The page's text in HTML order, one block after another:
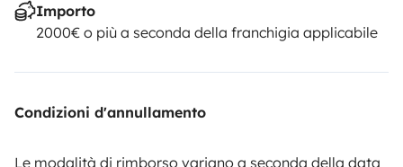
Importo
2000€ o più a seconda della franchigia applicabile
Condizioni d'annullamento
Le modalità di rimborso variano a seconda della data